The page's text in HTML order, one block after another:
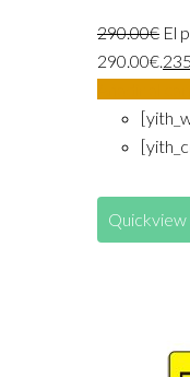
290.00€ El
290.00€.
Quickview